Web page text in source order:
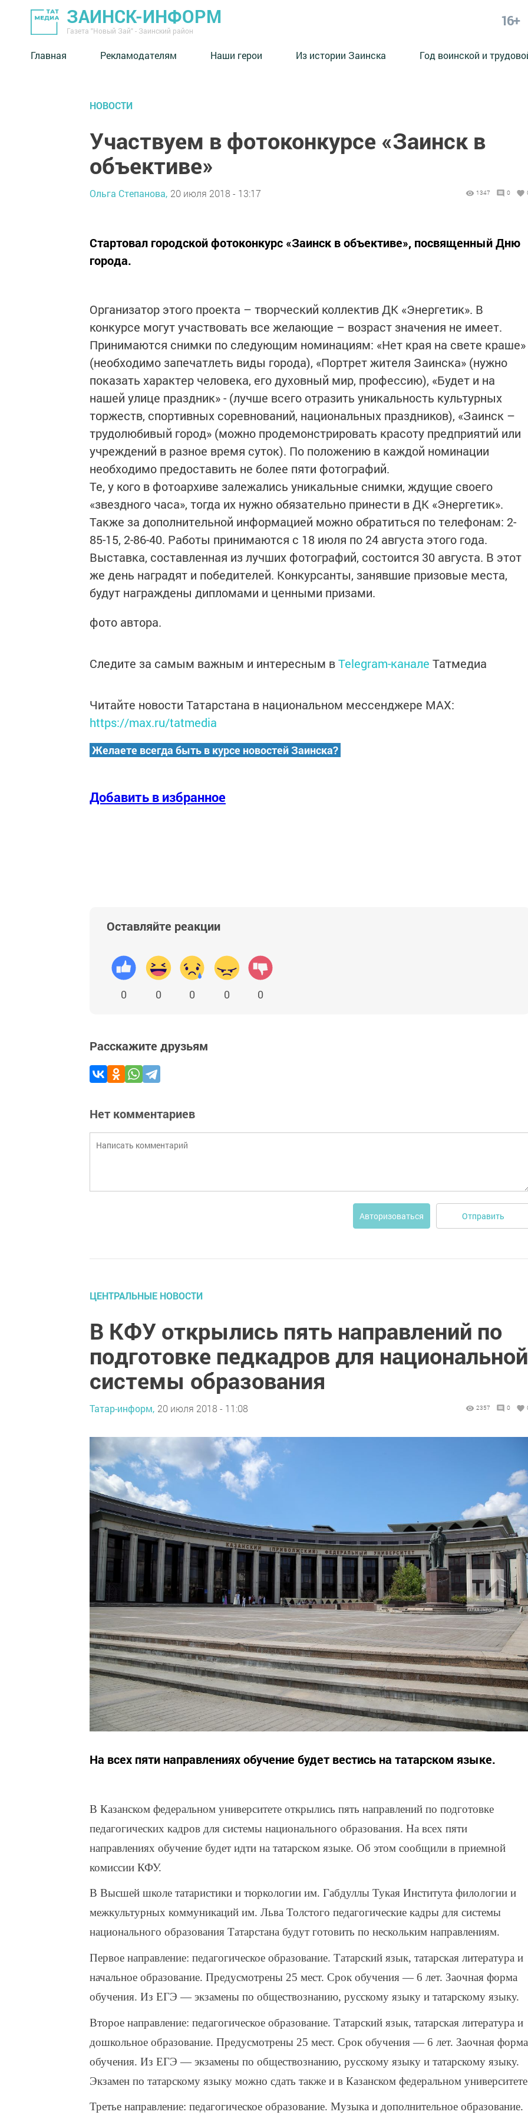
ЗАИНСК-ИНФОРМ
Газета "Новый Зай" - Заинский район
16+
Главная Рекламодателям Наши герои Из истории Заинска Год воинской и
НОВОСТИ
Участвуем в фотоконкурсе «Заинск в
объективе»
Ольга Степанова, 20 июля 2018 - 13:17 1347 0
Стартовал городской фотоконкурс «Заинск в объективе», посвященный Дню
города.
Организатор этого проекта – творческий коллектив ДК «Энергетик». В
конкурсе могут участвовать все желающие – возраст значения не имеет.
Принимаются снимки по следующим номинациям: «Нет края на свете краше»
(необходимо запечатлеть виды города), «Портрет жителя Заинска» (нужно
показать характер человека, его духовный мир, профессию), «Будет и на
нашей улице праздник» - (лучше всего отразить уникальность культурных
торжеств, спортивных соревнований, национальных праздников), «Заинск –
трудолюбивый город» (можно продемонстрировать красоту предприятий или
учреждений в разное время суток). По положению в каждой номинации
необходимо предоставить не более пяти фотографий.
Те, у кого в фотоархиве залежались уникальные снимки, ждущие своего
«звездного часа», тогда их нужно обязательно принести в ДК «Энергетик».
Также за дополнительной информацией можно обратиться по телефонам: 2-
85-15, 2-86-40. Работы принимаются с 18 июля по 24 августа этого года.
Выставка, составленная из лучших фотографий, состоится 30 августа. В этот
же день наградят и победителей. Конкурсанты, занявшие призовые места,
будут награждены дипломами и ценными призами.
фото автора.
Следите за самым важным и интересным вTelegram-канале Татмедиа
Читайте новости Татарстана в национальном мессенджере MАХ:
https://max.ru/tatmedia
Желаете всегда быть в курсе новостей Заинска?
Добавить в избранное
Оставляйте реакции
0 0 0 0 0
Расскажите друзьям
Нет комментариев
Авторизоваться Отправить
ЦЕНТРАЛЬНЫЕ НОВОСТИ
В КФУ открылись пять направлений по
подготовке педкадров для национальной
системы образования
Татар-информ, 20 июля 2018 - 11:08 2357 0
На всех пяти направлениях обучение будет вестись на татарском языке.
В Казанском федеральном университете открылись пять направлений по подготовке
педагогических кадров для системы национального образования. На всех пяти
направлениях обучение будет идти на татарском языке. Об этом сообщили в приемной
комиссии КФУ.
В Высшей школе татаристики и тюркологии им. Габдуллы Тукая Института филологии и
межкультурных коммуникаций им. Льва Толстого педагогические кадры для системы
национального образования Татарстана будут готовить по нескольким направлениям.
Первое направление: педагогическое образование. Татарский язык, татарская литература и
начальное образование. Предусмотрены 25 мест. Срок обучения — 6 лет. Заочная форма
обучения. Из ЕГЭ — экзамены по обществознанию, русскому языку и татарскому языку.
Второе направление: педагогическое образование. Татарский язык, татарская литература и
дошкольное образование. Предусмотрены 25 мест. Срок обучения — 6 лет. Заочная форма
обучения. Из ЕГЭ — экзамены по обществознанию, русскому языку и татарскому языку.
Экзамен по татарскому языку можно сдать также и в Казанском федеральном
Третье направление: педагогическое образование. Музыка и дополнительное образование.